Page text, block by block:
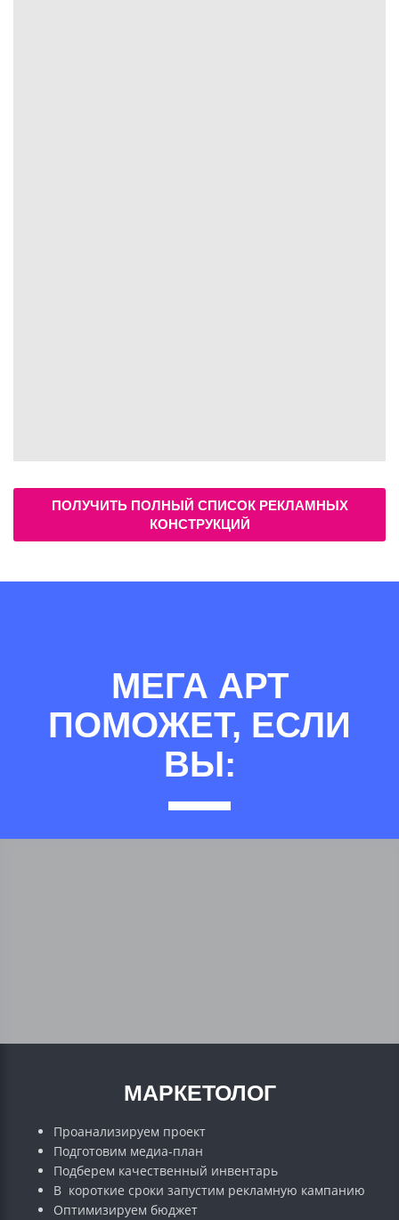
ПОЛУЧИТЬ ПОЛНЫЙ СПИСОК РЕКЛАМНЫХ
КОНСТРУКЦИЙ
МЕГА АРТ
ПОМОЖЕТ, ЕСЛИ
ВЫ:
МАРКЕТОЛОГ
Проанализируем проект
Подготовим медиа-план
Подберем качественный инвентарь
В короткие сроки запустим рекламную кампанию
Оптимизируем бюджет